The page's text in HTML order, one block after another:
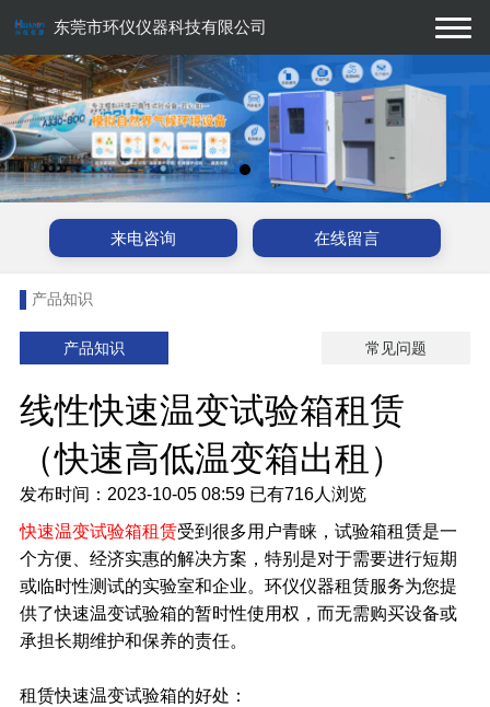
东莞市环仪仪器科技有限公司
来电咨询 在线留言
产品知识
产品知识 常见问题
线性快速温变试验箱租赁
（快速高低温变箱出租）
发布时间：2023-10-05 08:59 已有716人浏览
快速温变试验箱租赁受到很多用户青睐，试验箱租赁是一
个方便、经济实惠的解决方案，特别是对于需要进行短期
或临时性测试的实验室和企业。环仪仪器租赁服务为您提
供了快速温变试验箱的暂时性使用权，而无需购买设备或
承担长期维护和保养的责任。
租赁快速温变试验箱的好处：